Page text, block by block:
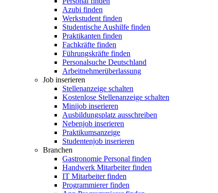
Azubi finden
Werkstudent finden
Studentische Aushilfe finden
Praktikanten finden
Fachkräfte finden
Führungskräfte finden
Personalsuche Deutschland
Arbeitnehmerüberlassung
Job inserieren
Stellenanzeige schalten
Kostenlose Stellenanzeige schalten
Minijob inserieren
Ausbildungsplatz ausschreiben
Nebenjob inserieren
Praktikumsanzeige
Studentenjob inserieren
Branchen
Gastronomie Personal finden
Handwerk Mitarbeiter finden
IT Mitarbeiter finden
Programmierer finden